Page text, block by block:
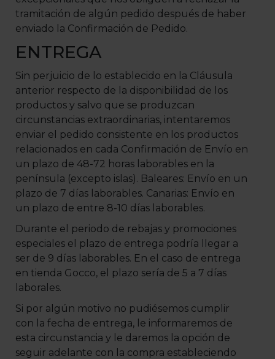
tramitación de algún pedido después de haber
enviado la Confirmación de Pedido.
ENTREGA
Sin perjuicio de lo establecido en la Cláusula
anterior respecto de la disponibilidad de los
productos y salvo que se produzcan
circunstancias extraordinarias, intentaremos
enviar el pedido consistente en los productos
relacionados en cada Confirmación de Envío en
un plazo de 48-72 horas laborables en la
península (excepto islas). Baleares: Envío en un
plazo de 7 días laborables. Canarias: Envío en
un plazo de entre 8-10 días laborables.
Durante el periodo de rebajas y promociones
especiales el plazo de entrega podría llegar a
ser de 9 días laborables. En el caso de entrega
en tienda Gocco, el plazo sería de 5 a 7 días
laborales.
Si por algún motivo no pudiésemos cumplir
con la fecha de entrega, le informaremos de
esta circunstancia y le daremos la opción de
seguir adelante con la compra estableciendo